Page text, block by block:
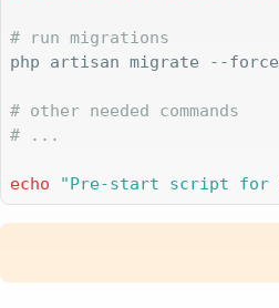
# run migrations
php artisan migrate --force
# other needed commands
# ...
echo "Pre-start script for